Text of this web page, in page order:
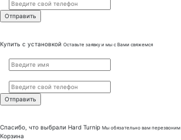
Купить с установкой Оставьте заявку и мы с Вами свяжемся
Спасибо, что выбрали Hard Turnip Мы обязательно вам перезвоним
Корзина